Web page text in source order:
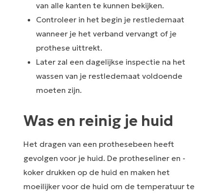
van alle kanten te kunnen bekijken.
Controleer in het begin je restledemaat
wanneer je het verband vervangt of je
prothese uittrekt.
Later zal een dagelijkse inspectie na het
wassen van je restledemaat voldoende
moeten zijn.
Was en reinig je huid
Het dragen van een prothesebeen heeft
gevolgen voor je huid. De protheseliner en -
koker drukken op de huid en maken het
moeilijker voor de huid om de temperatuur te